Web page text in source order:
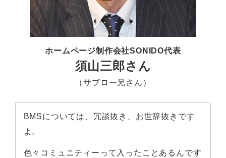
ホームページ制作会社SONIDO代表
須山三郎さん
（サブロー兄さん）
BMSについては、冗談抜き、お世辞抜きです
よ。
色々コミュニティーって入ったことあるんです